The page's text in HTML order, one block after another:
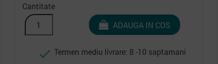
Cantitate
ADAUGA IN COS
 Termen mediu livrare: 8 -10 saptamani